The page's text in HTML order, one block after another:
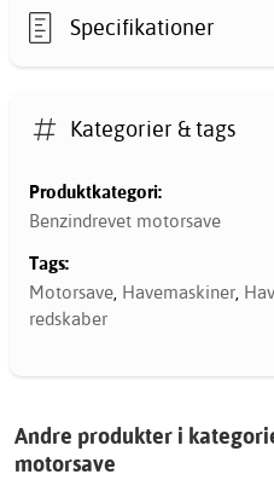
Specifikationer
Kategorier & tags
Produktkategori:
Benzindrevet motorsave
Tags:
Motorsave, Havemaskiner,
redskaber
Andre produkter i
motorsave